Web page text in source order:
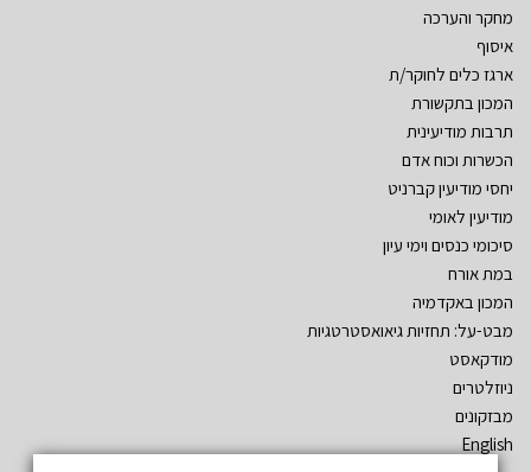
מחקר והערכה
איסוף
ארגז כלים לחוקר/ת
המכון בתקשורת
תרבות מודיעינית
הכשרות וכוח אדם
יחסי מודיעין קברניט
מודיעין לאומי
סיכומי כנסים וימי עיון
במת אורח
המכון באקדמיה
מבט-על: תחזיות גיאואסטרטגיות
מודקאסט
ניוזלטרים
מבזקונים
English